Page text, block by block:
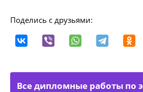
Поделись с друзьями:
Все дипломные работы по